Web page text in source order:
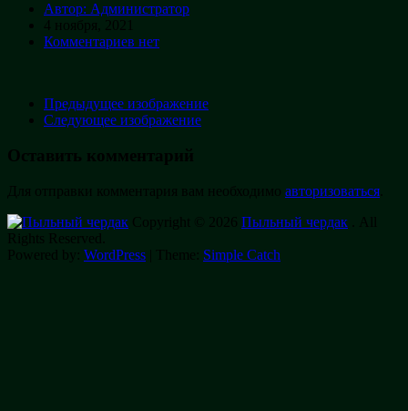
Автор: Администратор
4 ноября, 2021
Комментариев нет
Предыдущее изображение
Следующее изображение
Оставить комментарий
Для отправки комментария вам необходимо авторизоваться
Copyright © 2026 Пыльный чердак . All
Rights Reserved.
Powered by: WordPress | Theme: Simple Catch